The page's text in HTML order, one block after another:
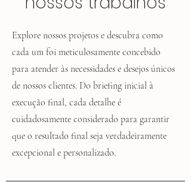
Explore nossos projetos e descubra como
cada um foi meticulosamente concebido
para atender às necessidades e desejos únicos
de nossos clientes. Do briefing inicial à
execução final, cada detalhe é
cuidadosamente considerado para garantir
que o resultado final seja verdadeiramente
excepcional e personalizado.